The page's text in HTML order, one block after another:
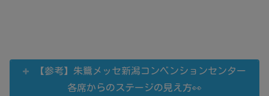
【参考】朱鷺メッセ新潟コンベンションセンター
各席からのステージの見え方👀